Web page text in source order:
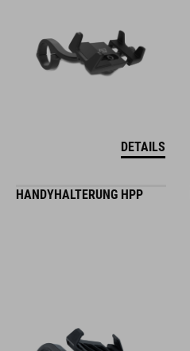
DETAILS
HANDYHALTERUNG HPP